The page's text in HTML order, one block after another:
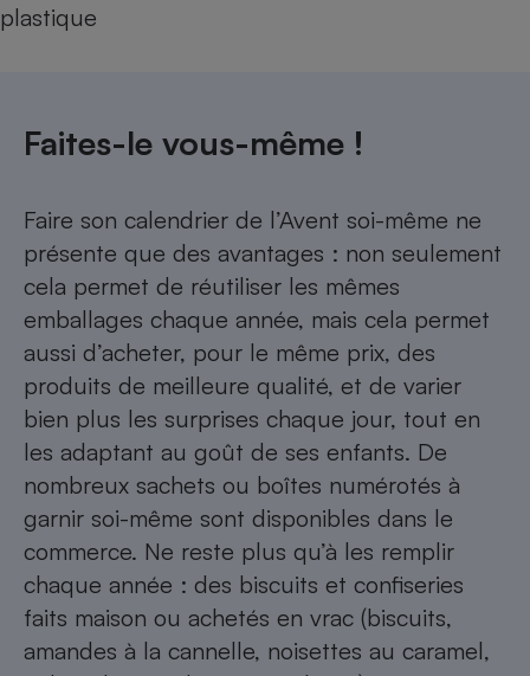
plastique
Faites-le vous-même !
Faire son calendrier de l’Avent soi-même ne
présente que des avantages : non seulement
cela permet de réutiliser les mêmes
emballages chaque année, mais cela permet
aussi d’acheter, pour le même prix, des
produits de meilleure qualité, et de varier
bien plus les surprises chaque jour, tout en
les adaptant au goût de ses enfants. De
nombreux sachets ou boîtes numérotés à
garnir soi-même sont disponibles dans le
commerce. Ne reste plus qu’à les remplir
chaque année : des biscuits et confiseries
faits maison ou achetés en vrac (biscuits,
amandes à la cannelle, noisettes au caramel,